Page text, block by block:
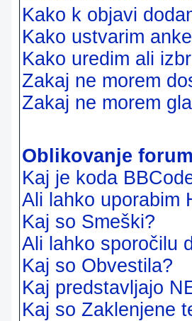
Kako k objavi
Kako ustvarim
Kako uredim ali
Zakaj ne morem
Zakaj ne morem
Oblikovanje
Kaj je koda
Ali lahko uporabim
Kaj so Smeški?
Ali lahko sporočilu
Kaj so Obvestila?
Kaj predstavljajo
Kaj so Zaklenjene